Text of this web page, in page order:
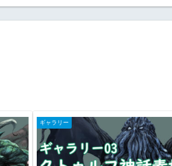
ギャラリー